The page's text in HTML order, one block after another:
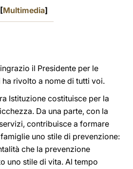
[Multimedia]
il Presidente per le
rivolto a nome di tutti voi.
Istituzione costituisce per la
Da una parte, con la
contribuisce a formare
uno stile di prevenzione:
che la prevenzione
uno stile di vita. Al tempo